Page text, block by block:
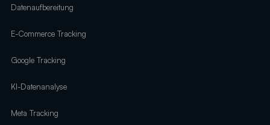
Datenaufbereitung
E-Commerce Tracking
Google Tracking
KI-Datenanalyse
Meta Tracking